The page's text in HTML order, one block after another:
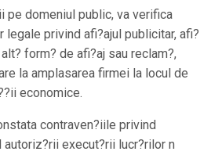
pe domeniul public, va verifica
legale privind afi?ajul publicitar, afi?
form? de afi?aj sau reclam?,
la amplasarea firmei la locul de
economice.
contraven?iile privind
execut?rii lucr?rilor n